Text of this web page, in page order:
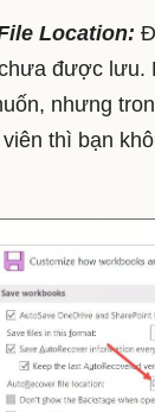
Location:
được lưu.
nhưng
thì bạn